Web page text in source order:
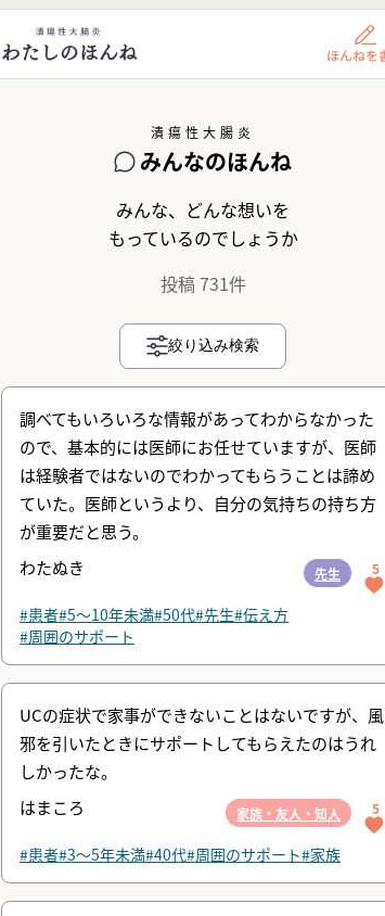
潰瘍性大腸炎
みんなのほんね
みんな、どんな想いを
もっているのでしょうか
投稿 731件
絞り込み検索
調べてもいろいろな情報があってわからなかった
ので、基本的には医師にお任せていますが、医師
は経験者ではないのでわかってもらうことは諦め
ていた。医師というより、自分の気持ちの持ち方
が重要だと思う。
わたぬき
先生 5
#患者#5〜10年未満#50代#先生#伝え方
#周囲のサポート
UCの症状で家事ができないことはないですが、風
邪を引いたときにサポートしてもらえたのはうれ
しかったな。
はまころ
家族・友人・知人 5
#患者#3〜5年未満#40代#周囲のサポート#家族